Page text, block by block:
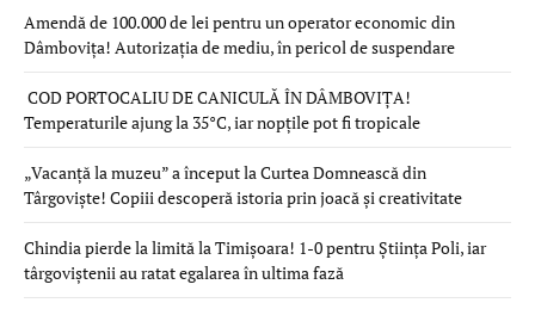
Amendă de 100.000 de lei pentru un operator economic din
Dâmbovița! Autorizația de mediu, în pericol de suspendare
COD PORTOCALIU DE CANICULĂ ÎN DÂMBOVIȚA!
Temperaturile ajung la 35°C, iar nopțile pot fi tropicale
„Vacanță la muzeu” a început la Curtea Domnească din
Târgoviște! Copiii descoperă istoria prin joacă și creativitate
Chindia pierde la limită la Timișoara! 1-0 pentru Știința Poli, iar
târgoviștenii au ratat egalarea în ultima fază